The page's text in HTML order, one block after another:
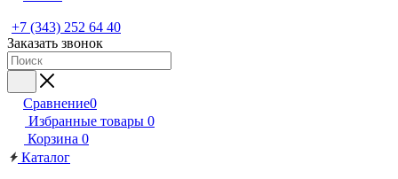
+7 (343) 252 64 40
Заказать звонок
Сравнение0
Избранные товары 0
Корзина 0
Каталог